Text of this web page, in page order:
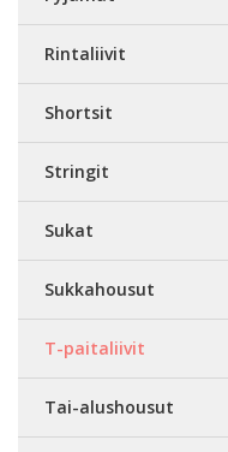
Rintaliivit
Shortsit
Stringit
Sukat
Sukkahousut
T-paitaliivit
Tai-alushousut